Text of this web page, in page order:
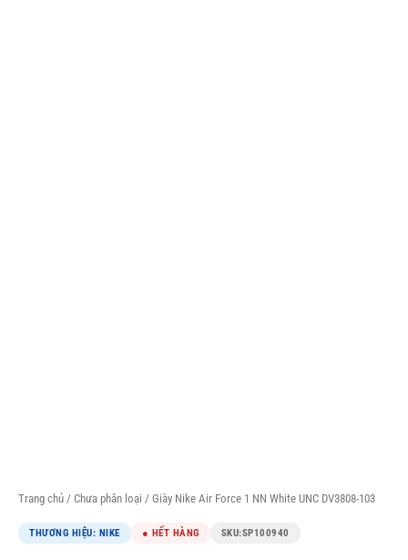
Trang chủ / Chưa phân loại / Giày Nike Air Force 1 NN White UNC DV3808-103
THƯƠNG HIỆU: NIKE ● HẾT HÀNG SKU:SP100940